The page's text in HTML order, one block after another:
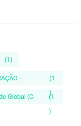
(1)
–
(1
)
Global (C-
(1
)